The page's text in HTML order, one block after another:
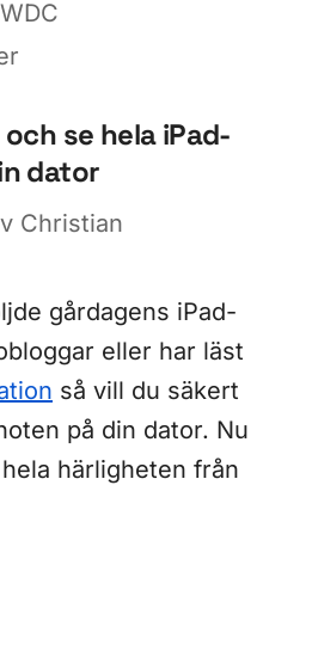
se hela iPad-
dator
Christian
gårdagens iPad-
eller har läst
så vill du säkert
på din dator. Nu
härligheten från